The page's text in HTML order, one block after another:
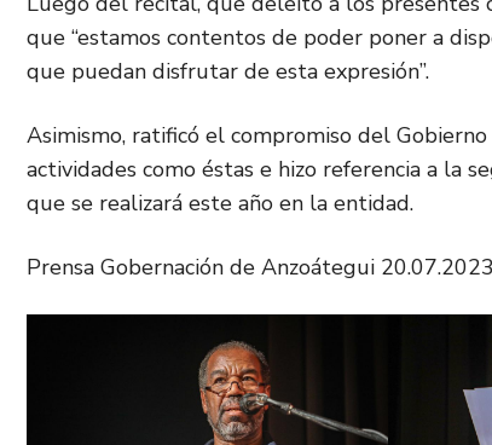
que “estamos contentos de poder poner a
que puedan disfrutar de esta expresión”.
Asimismo, ratificó el compromiso del
actividades como éstas e hizo referencia a la
que se realizará este año en la entidad.
Prensa Gobernación de Anzoátegui 20.07.2023